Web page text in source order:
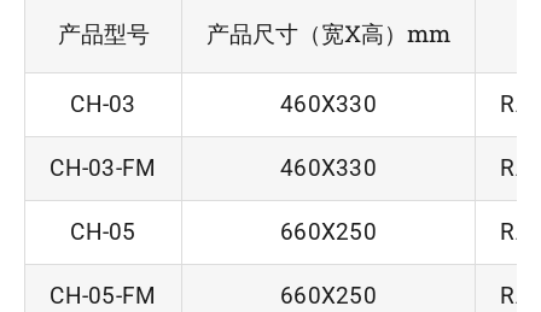
产品型号 产品尺寸（宽X高）mm
CH-03 460X330
CH-03-FM 460X330
CH-05 660X250
CH-05-FM 660X250